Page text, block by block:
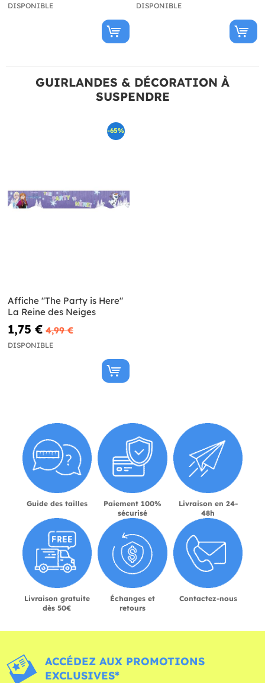
DISPONIBLE DISPONIBLE
GUIRLANDES & DÉCORATION À
SUSPENDRE
-65%
Affiche "The Party is Here"
La Reine des Neiges
1,75 € 4,99 €
DISPONIBLE
Guide des tailles
Paiement 100%
sécurisé
Livraison en 24-
48h
Livraison gratuite
dès 50€
Échanges et
retours
Contactez-nous
ACCÉDEZ AUX PROMOTIONS
EXCLUSIVES*